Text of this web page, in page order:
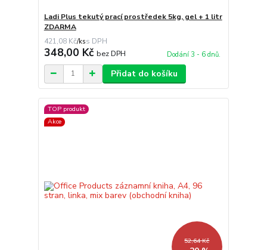
Ladi Plus tekutý prací prostředek 5kg, gel + 1 litr
ZDARMA
421,08 Kč/ks
348,00 Kč bez DPH Dodání 3 - 6 dnů.
Přidat do košíku
TOP produkt
Akce
52,64 Kč